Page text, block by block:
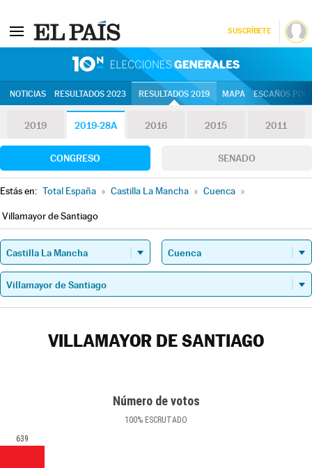
SUSCRÍBETE
NOTICIAS RESULTADOS 2023 RESULTADOS 2019 MAPA ESCAÑOS
2019 2019-28A 2016 2015 2011
CONGRESO SENADO
Estás en: Total España » Castilla La Mancha » Cuenca »
Villamayor de Santiago
VILLAMAYOR DE SANTIAGO
Número de votos
100% ESCRUTADO
639